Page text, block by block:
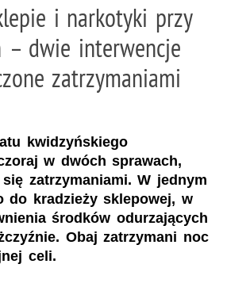
i narkotyki przy
– dwie interwencje
zatrzymaniami
kwidzyńskiego
w dwóch sprawach,
zatrzymaniami. W jednym
do kradzieży sklepowej, w
środków odurzających
Obaj zatrzymani noc
celi.